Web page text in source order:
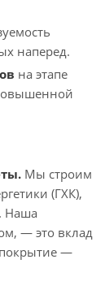
наперед.
на этапе
Мы строим
(ГХК),
Наша
— это вклад
—